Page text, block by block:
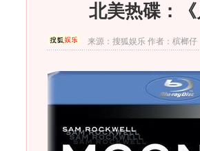
北美热碟：
来源：搜狐娱乐 作者：槟榔仔